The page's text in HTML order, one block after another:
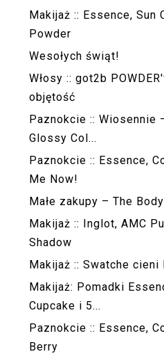
Makijaż :: Essence, Sun
Powder
Wesołych świąt!
Włosy :: got2b
objętość
Paznokcie :: Wiosennie
Glossy Col...
Paznokcie :: Essence,
Me Now!
Małe zakupy – The
Makijaż :: Inglot, AMC
Shadow
Makijaż :: Swatche cieni
Makijaż: Pomadki
Cupcake i 5...
Paznokcie :: Essence,
Berry